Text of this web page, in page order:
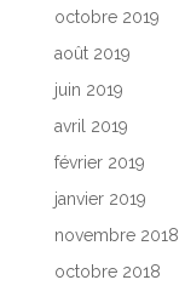
octobre 2019
août 2019
juin 2019
avril 2019
février 2019
janvier 2019
novembre 2018
octobre 2018